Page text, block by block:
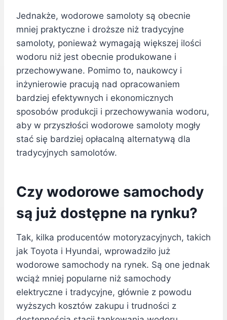
Jednakże, wodorowe samoloty są obecnie
mniej praktyczne i droższe niż tradycyjne
samoloty, ponieważ wymagają większej ilości
wodoru niż jest obecnie produkowane i
przechowywane. Pomimo to, naukowcy i
inżynierowie pracują nad opracowaniem
bardziej efektywnych i ekonomicznych
sposobów produkcji i przechowywania wodoru,
aby w przyszłości wodorowe samoloty mogły
stać się bardziej opłacalną alternatywą dla
tradycyjnych samolotów.
Czy wodorowe samochody
są już dostępne na rynku?
Tak, kilka producentów motoryzacyjnych, takich
jak Toyota i Hyundai, wprowadziło już
wodorowe samochody na rynek. Są one jednak
wciąż mniej popularne niż samochody
elektryczne i tradycyjne, głównie z powodu
wyższych kosztów zakupu i trudności z